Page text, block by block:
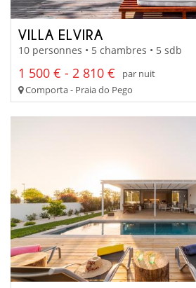
VILLA ELVIRA
10 personnes • 5 chambres • 5 sdb
1 500 € - 2 810 €
par nuit
Comporta - Praia do Pego